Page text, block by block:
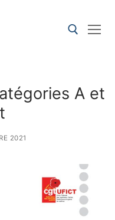
A et
2021